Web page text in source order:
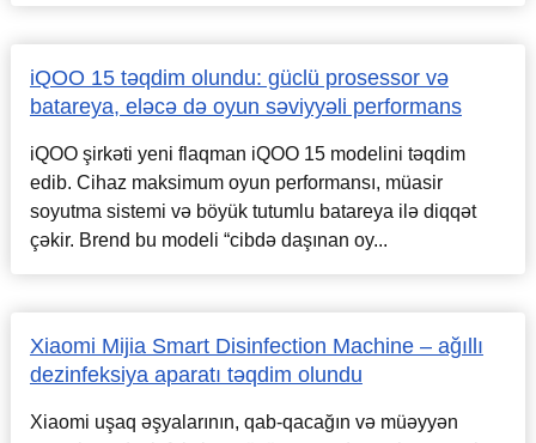
iQOO 15 təqdim olundu: güclü prosessor və
batareya, eləcə də oyun səviyyəli performans
iQOO şirkəti yeni flaqman iQOO 15 modelini təqdim
edib. Cihaz maksimum oyun performansı, müasir
soyutma sistemi və böyük tutumlu batareya ilə diqqət
çəkir. Brend bu modeli “cibdə daşınan oy...
Xiaomi Mijia Smart Disinfection Machine – ağıllı
dezinfeksiya aparatı təqdim olundu
Xiaomi uşaq əşyalarının, qab-qacağın və müəyyən